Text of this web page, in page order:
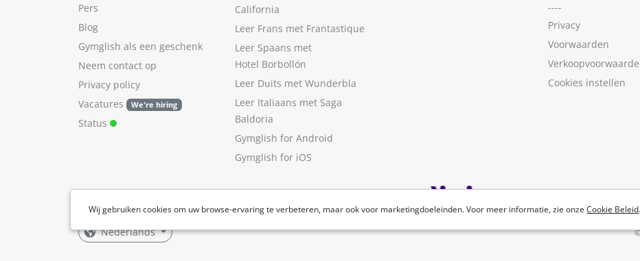
Wij gebruiken cookies om uw browse-ervaring te verbeteren, maar ook voor marketingdoeleinden. Voor meer informatie, zie onzeCookie Beleid.
Pers
Blog
Gymglish als een geschenk
Neem contact op
Privacy policy
Vacatures
We're hiring
Status
California
Leer Frans met Frantastique
Leer Spaans met
Hotel Borbollón
Leer Duits met Wunderbla
Leer Italiaans met Saga
Baldoria
Gymglish for Android
Gymglish for iOS
----
Privacy
Voorwaarden
Cookies instellen
Nederlands